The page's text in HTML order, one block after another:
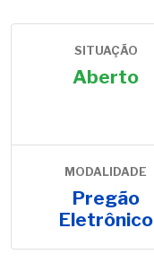
SITUAÇÃO
Aberto
MODALIDADE
Pregão
Eletrônico